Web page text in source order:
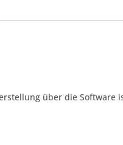
über die Software